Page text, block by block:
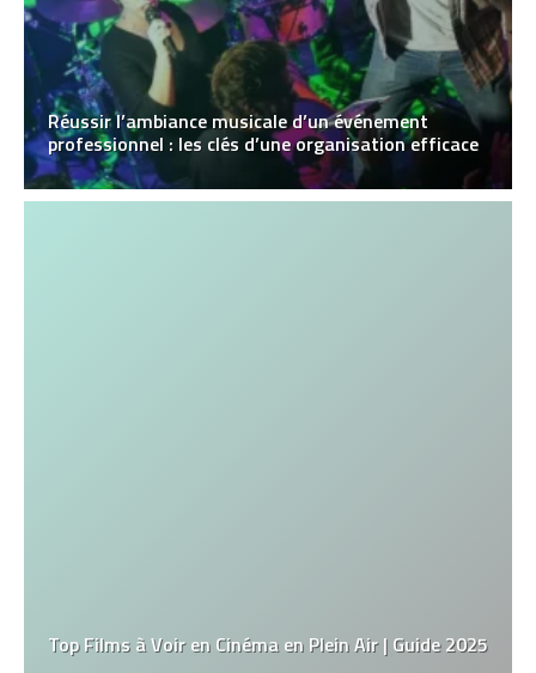
Réussir l’ambiance musicale d’un événement
professionnel : les clés d’une organisation efficace
Top Films à Voir en Cinéma en Plein Air | Guide 2025